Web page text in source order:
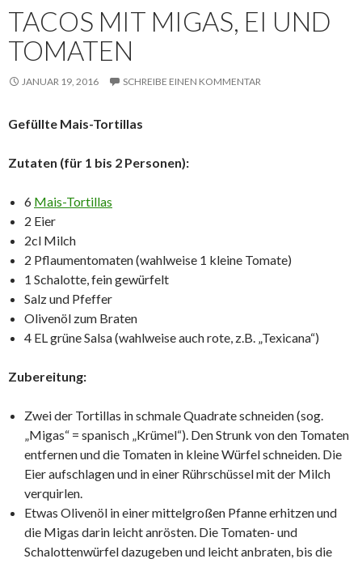
TACOS MIT MIGAS, EI UND
TOMATEN
JANUAR 19, 2016 SCHREIBE EINEN KOMMENTAR
Gefüllte Mais-Tortillas
Zutaten (für 1 bis 2 Personen):
6 Mais-Tortillas
2 Eier
2cl Milch
2 Pflaumentomaten (wahlweise 1 kleine Tomate)
1 Schalotte, fein gewürfelt
Salz und Pfeffer
Olivenöl zum Braten
4 EL grüne Salsa (wahlweise auch rote, z.B. „Texicana“)
Zubereitung:
Zwei der Tortillas in schmale Quadrate schneiden (sog.
„Migas“ = spanisch „Krümel“). Den Strunk von den Tomaten
entfernen und die Tomaten in kleine Würfel schneiden. Die
Eier aufschlagen und in einer Rührschüssel mit der Milch
verquirlen.
Etwas Olivenöl in einer mittelgroßen Pfanne erhitzen und
die Migas darin leicht anrösten. Die Tomaten- und
Schalottenwürfel dazugeben und leicht anbraten, bis die